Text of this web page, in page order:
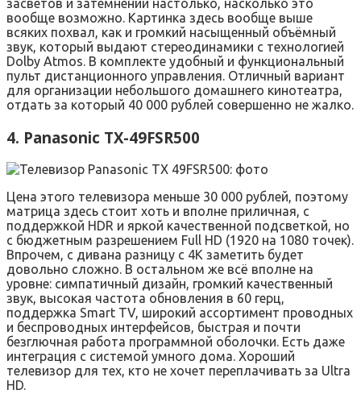
засветов и затемнений настолько, насколько это
вообще возможно. Картинка здесь вообще выше
всяких похвал, как и громкий насыщенный объёмный
звук, который выдают стереодинамики с технологией
Dolby Atmos. В комплекте удобный и функциональный
пульт дистанционного управления. Отличный вариант
для организации небольшого домашнего кинотеатра,
отдать за который 40 000 рублей совершенно не жалко.
4. Panasonic TX-49FSR500
Цена этого телевизора меньше 30 000 рублей, поэтому
матрица здесь стоит хоть и вполне приличная, с
поддержкой HDR и яркой качественной подсветкой, но
с бюджетным разрешением Full HD (1920 на 1080 точек).
Впрочем, с дивана разницу с 4К заметить будет
довольно сложно. В остальном же всё вполне на
уровне: симпатичный дизайн, громкий качественный
звук, высокая частота обновления в 60 герц,
поддержка Smart TV, широкий ассортимент проводных
и беспроводных интерфейсов, быстрая и почти
безглючная работа программной оболочки. Есть даже
интеграция с системой умного дома. Хороший
телевизор для тех, кто не хочет переплачивать за Ultra
HD.